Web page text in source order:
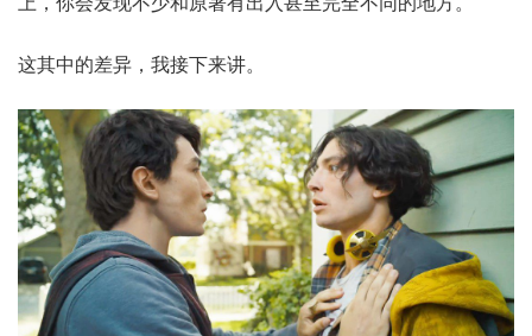
这其中的差异，我接下来讲。